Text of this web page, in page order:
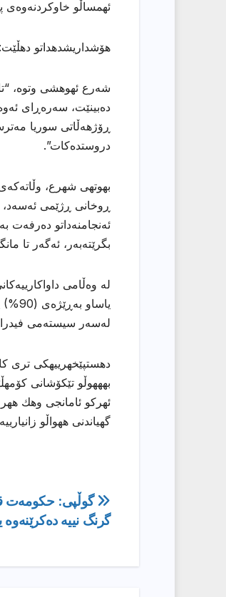
ئهمساڵو
هۆشداریشدهداتو
شەرع ئهوهشى وتوه،
دەبینێت، سەرەڕای
ڕۆژهەڵاتی سوریا
دروستدەكات”.
بهوتهى شهرع،
ڕوخانی ڕژێمی ئەسەد،
ئەنجامنەداتو دەرفەت
بگرێتەبەر، ئەگەر تا
لە وەڵامی
لەسەر سیستەمی
دهستپێخهرییهكی تری
بهههوڵو تێكۆشانی
ئهركو ئامانجی وهك ههر
گهیاندنی ههواڵو
ڕێدۆزیی
بابەت
گوڵپى: حكومه‌ت
گرنگ نییه‌ ده‌كرێنه‌وه‌